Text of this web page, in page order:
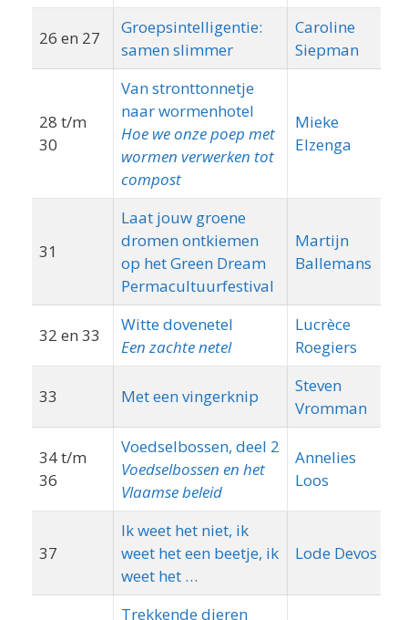
26 en 27
Groepsintelligentie:
samen slimmer
Caroline
Siepman
28 t/m
30
Van stronttonnetje
naar wormenhotel
Hoe we onze poep met
wormen verwerken tot
compost
Mieke
Elzenga
31
Laat jouw groene
dromen ontkiemen
op het Green Dream
Permacultuurfestival
Martijn
Ballemans
32 en 33
Witte dovenetel
Een zachte netel
Lucrèce
Roegiers
33 Met een vingerknip
Steven
Vromman
34 t/m
36
Voedselbossen, deel 2
Voedselbossen en het
Vlaamse beleid
Annelies
Loos
37
Ik weet het niet, ik
weet het een beetje, ik
weet het …
Lode Devos
Trekkende dieren